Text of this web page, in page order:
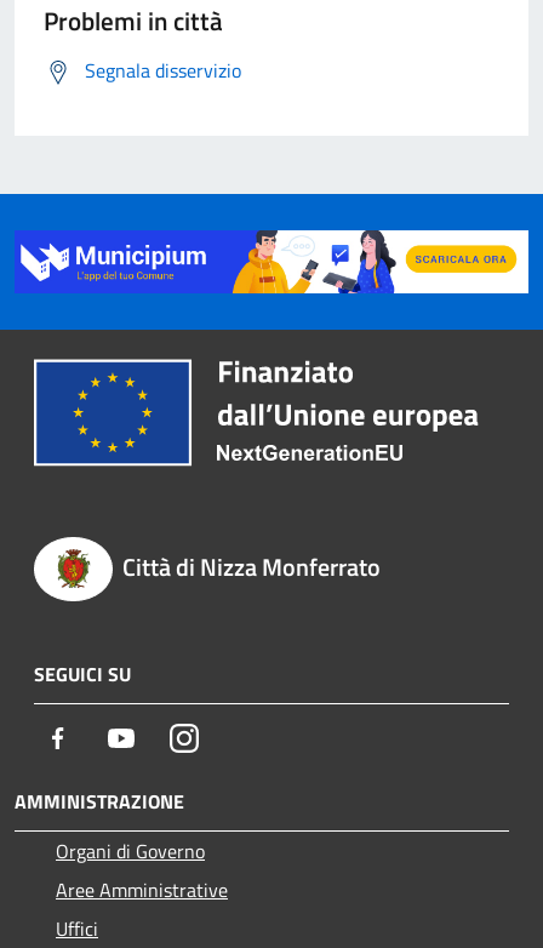
Problemi in città
Segnala disservizio
Città di Nizza Monferrato
SEGUICI SU
Facebook YoutubeInstagram
AMMINISTRAZIONE
Organi di Governo
Aree Amministrative
Uffici